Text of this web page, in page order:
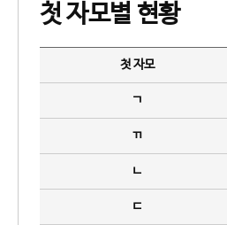
첫 자모별 현황
첫 자모
ㄱ
ㄲ
ㄴ
ㄷ